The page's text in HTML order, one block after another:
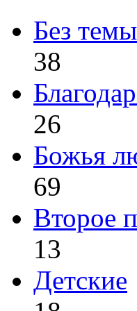
Без темы
38
26
Божья
69
Второе
13
Детские